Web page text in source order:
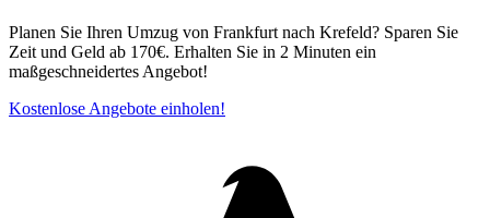
Planen Sie Ihren Umzug von Frankfurt nach Krefeld? Sparen Sie
Zeit und Geld ab 170€. Erhalten Sie in 2 Minuten ein
maßgeschneidertes Angebot!
Kostenlose Angebote einholen!